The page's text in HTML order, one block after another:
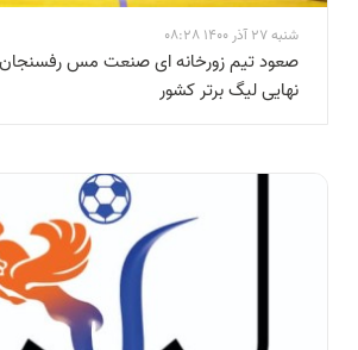
شنبه 27 آذر 1400 08:28
صعود تیم زورخانه ای صنعت مس رفسنجان
نهایی لیگ برتر کشور